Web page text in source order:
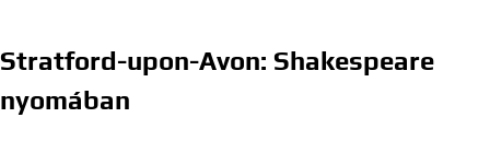
Stratford-upon-Avon: Shakespeare
nyomában